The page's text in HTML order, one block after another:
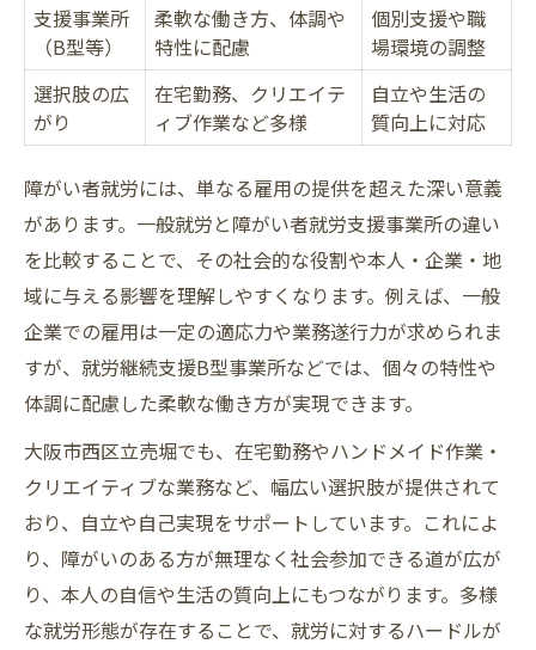
大阪市西区で進む障がい者就労の取組事例
企業と地域が連携する障がい者就労支援
障がい者就労で変わる地域コミュニティ
障がい者就労支援の成功要因を表で整理
現場で活きる障がい者就労支援の工夫と実践例
現場で活きる障がい者就労支援の工夫集
就労支援現場の具体的な実践例を紹介
障がい者就労支援で役立つサポート方法
ピアサポートがもたらす就労の変化
障がい者就労支援の成功事例を比較
制度や補助を整理して安心の生活設計を実現
障がい者就労支援で使える制度一覧表
グループホームの費用相場と支援制度
毎月もらえる手当と補助金の整理術
障がい者就労支援の補助金活用ポイント
制度利用の条件と申請方法を知る
支援事業所
（B型等）
柔軟な働き方、体調や
特性に配慮
個別支援や職
場環境の調整
選択肢の広
がり
在宅勤務、クリエイテ
ィブ作業など多様
自立や生活の
質向上に対応
障がい者就労には、単なる雇用の提供を超えた深い意義
があります。一般就労と障がい者就労支援事業所の違い
を比較することで、その社会的な役割や本人・企業・地
域に与える影響を理解しやすくなります。例えば、一般
企業での雇用は一定の適応力や業務遂行力が求められま
すが、就労継続支援B型事業所などでは、個々の特性や
体調に配慮した柔軟な働き方が実現できます。
大阪市西区立売堀でも、在宅勤務やハンドメイド作業・
クリエイティブな業務など、幅広い選択肢が提供されて
おり、自立や自己実現をサポートしています。これによ
り、障がいのある方が無理なく社会参加できる道が広が
り、本人の自信や生活の質向上にもつながります。多様
な就労形態が存在することで、就労に対するハードルが